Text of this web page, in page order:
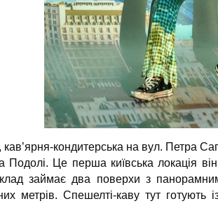
кав’ярня-кондитерська на вул. Петра
Подолі. Це перша київська локація
займає два поверхи з
метрів. Спешелті-каву тут готують